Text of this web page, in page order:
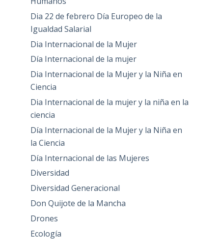
Dia 22 de febrero Día Europeo de la
Igualdad Salarial
Dia Internacional de la Mujer
Día Internacional de la mujer
Dia Internacional de la Mujer y la Niña en
Ciencia
Dia Internacional de la mujer y la niña en la
ciencia
Día Internacional de la Mujer y la Niña en
la Ciencia
Día Internacional de las Mujeres
Diversidad
Diversidad Generacional
Don Quijote de la Mancha
Drones
Ecología